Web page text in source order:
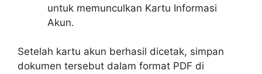
untuk memunculkan Kartu Informasi
Akun.
Setelah kartu akun berhasil dicetak, simpan
dokumen tersebut dalam format PDF di